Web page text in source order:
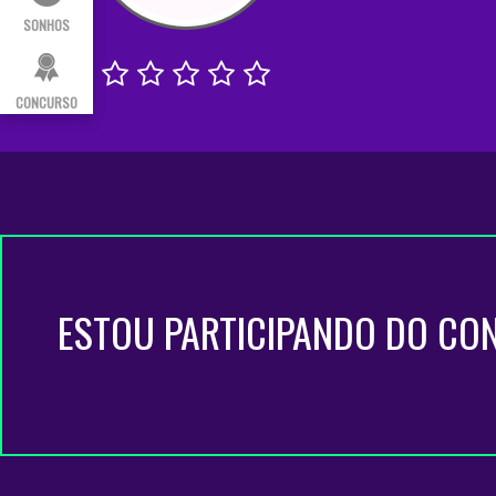
SONHOS
CONCURSO
ESTOU PARTICIPANDO DO